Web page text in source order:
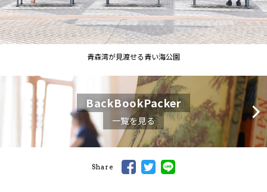
青森湾が見渡せる青い海公園
BackBookPacker
一覧を見る
Share